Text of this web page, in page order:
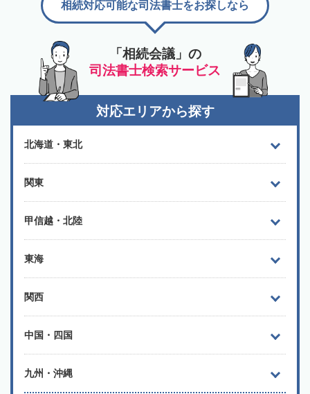
「相続会議」の
司法書士検索サービス
相続対応可能な司法書士をお探しなら
対応エリアから探す
北海道・東北
関東
甲信越・北陸
東海
関西
中国・四国
九州・沖縄